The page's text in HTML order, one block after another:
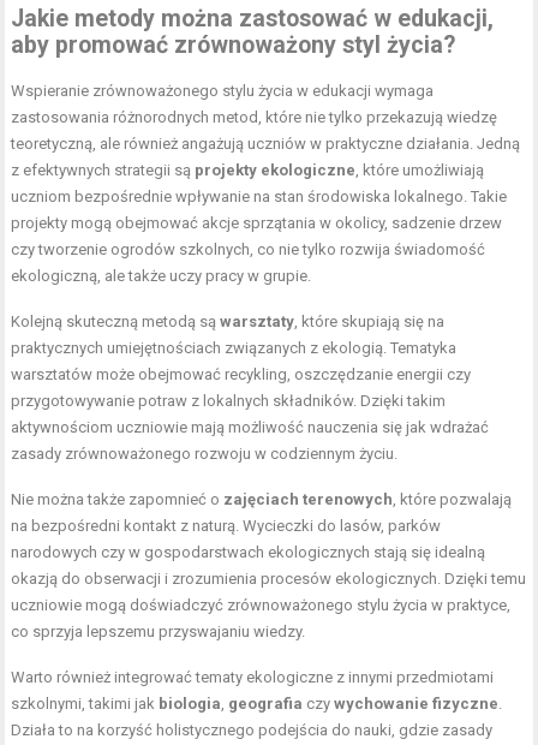
Jakie metody można zastosować w edukacji,
aby promować zrównoważony styl życia?
Wspieranie zrównoważonego stylu życia w edukacji wymaga
zastosowania różnorodnych metod, które nie tylko przekazują wiedzę
teoretyczną, ale również angażują uczniów w praktyczne działania. Jedną
z efektywnych strategii są projekty ekologiczne , które umożliwiają
uczniom bezpośrednie wpływanie na stan środowiska lokalnego. Takie
projekty mogą obejmować akcje sprzątania w okolicy, sadzenie drzew
czy tworzenie ogrodów szkolnych, co nie tylko rozwija świadomość
ekologiczną, ale także uczy pracy w grupie.
Kolejną skuteczną metodą sąwarsztaty , które skupiają się na
praktycznych umiejętnościach związanych z ekologią. Tematyka
warsztatów może obejmować recykling, oszczędzanie energii czy
przygotowywanie potraw z lokalnych składników. Dzięki takim
aktywnościom uczniowie mają możliwość nauczenia się jak wdrażać
zasady zrównoważonego rozwoju w codziennym życiu.
Nie można także zapomnieć o zajęciach terenowych , które pozwalają
na bezpośredni kontakt z naturą. Wycieczki do lasów, parków
narodowych czy w gospodarstwach ekologicznych stają się idealną
okazją do obserwacji i zrozumienia procesów ekologicznych. Dzięki temu
uczniowie mogą doświadczyć zrównoważonego stylu życia w praktyce,
co sprzyja lepszemu przyswajaniu wiedzy.
Warto również integrować tematy ekologiczne z innymi przedmiotami
szkolnymi, takimi jak biologia geografia czywychowanie fizyczne
Działa to na korzyść holistycznego podejścia do nauki, gdzie zasady